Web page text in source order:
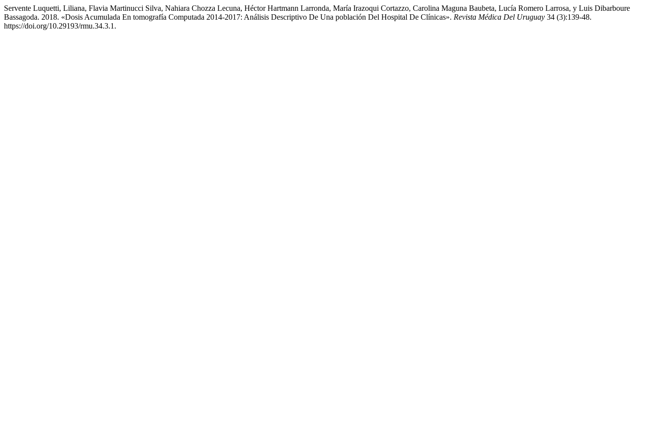
Servente Luquetti, Liliana, Flavia Martinucci Silva, Nahiara Chozza Lecuna, Héctor Hartmann Larronda, María Irazoqui Cortazzo, Carolina Maguna Baubeta, Lucía Romero Larrosa, y Luis Dibarboure
Bassagoda. 2018. «Dosis Acumulada En tomografía Computada 2014-2017: Análisis Descriptivo De Una población Del Hospital De Clínicas». Revista Médica Del Uruguay 34 (3):139-48.
https://doi.org/10.29193/rmu.34.3.1.